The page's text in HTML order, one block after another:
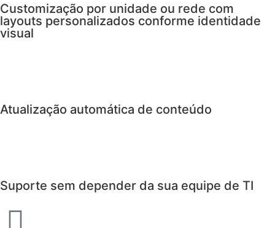
Customização por unidade ou rede com
layouts personalizados conforme identidade
visual
Atualização automática de conteúdo
Suporte sem depender da sua equipe de TI